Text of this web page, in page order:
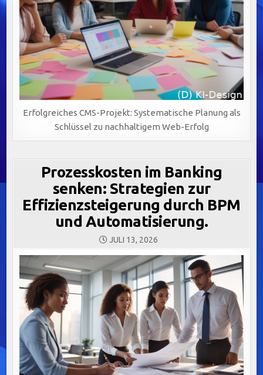
Erfolgreiches CMS-Projekt: Systematische Planung als
Schlüssel zu nachhaltigem Web-Erfolg
Prozesskosten im Banking
senken: Strategien zur
Effizienzsteigerung durch BPM
und Automatisierung.
JULI 13, 2026